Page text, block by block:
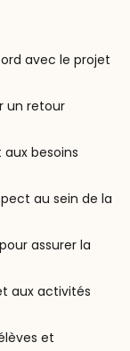
avec le projet
un retour
besoins
au sein de la
assurer la
aux activités
et